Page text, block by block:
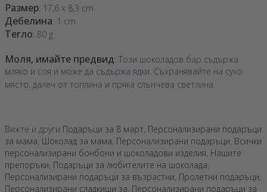
Размер: 17,6 x 8,3 cm
Дебелина: 1 cm
Тегло: 80 g
Моля, имайте предвид: Този шоколадов бар съдържа
мляко и соя и може да съдържа ядки. Съхранявайте на сухо
място, далеч от топлина и пряка слънчева светлина.
Вижте и други Подаръци за 8 март, Персонализирани подаръци
за мама, Шоколад за мама, Персонализирани подаръци, Всички
персонализирани бонбони и шоколадови изделия, Нашите
препоръки, Подаръци за любителите на шоколада,
Персонализирани подаръци за възрастни, Пролетни подаръци,
Персонализирани сладкиши за, Персонализирани подаръци за